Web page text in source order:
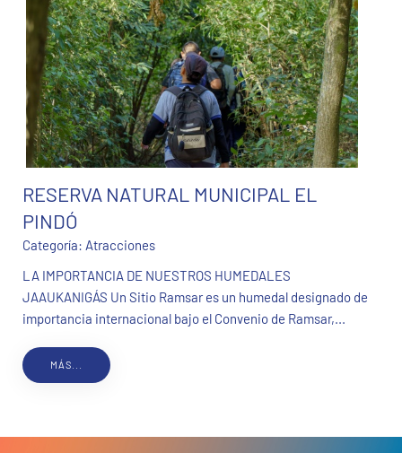
RESERVA NATURAL MUNICIPAL EL
PINDÓ
Categoría: Atracciones
LA IMPORTANCIA DE NUESTROS HUMEDALES
JAAUKANIGÁS Un Sitio Ramsar es un humedal designado de
importancia internacional bajo el Convenio de Ramsar,...
MÁS...